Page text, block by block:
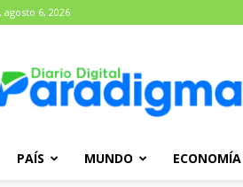
agosto 6, 2026
Paradigma
PAÍS MUNDO ECONOMÍA